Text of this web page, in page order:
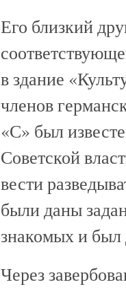
Его близкий
в здание
членов
«С» был
Советской
вести
были даны
знакомых и был
Через